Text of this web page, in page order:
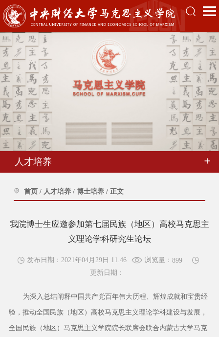
人才培养
首页 / 人才培养 / 博士培养 / 正文
我院博士生应邀参加第七届民族（地区）高校马克思主
义理论学科研究生论坛
发布日期：2021年04月29日 11:46 浏览量： 899
更新日期：
为深入总结阐释中国共产党百年伟大历程、辉煌成就和宝贵经
验，推动全国民族（地区）高校马克思主义理论学科建设与发展，
全国民族（地区）马克思主义学院院长联席会联合内蒙古大学马克